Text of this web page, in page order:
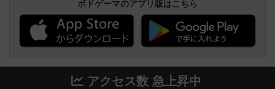
ボドゲーマのアプリ版はこちら
アクセス数 急上昇中